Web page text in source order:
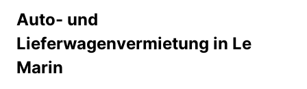
Auto- und
Lieferwagenvermietung in Le
Marin